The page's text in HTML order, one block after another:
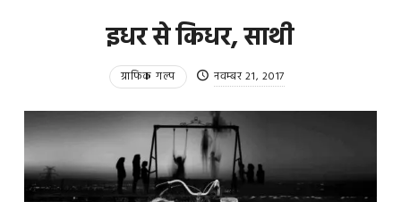
इधर से किधर, साथी
ग्राफिक गल्प नवम्बर 21, 2017